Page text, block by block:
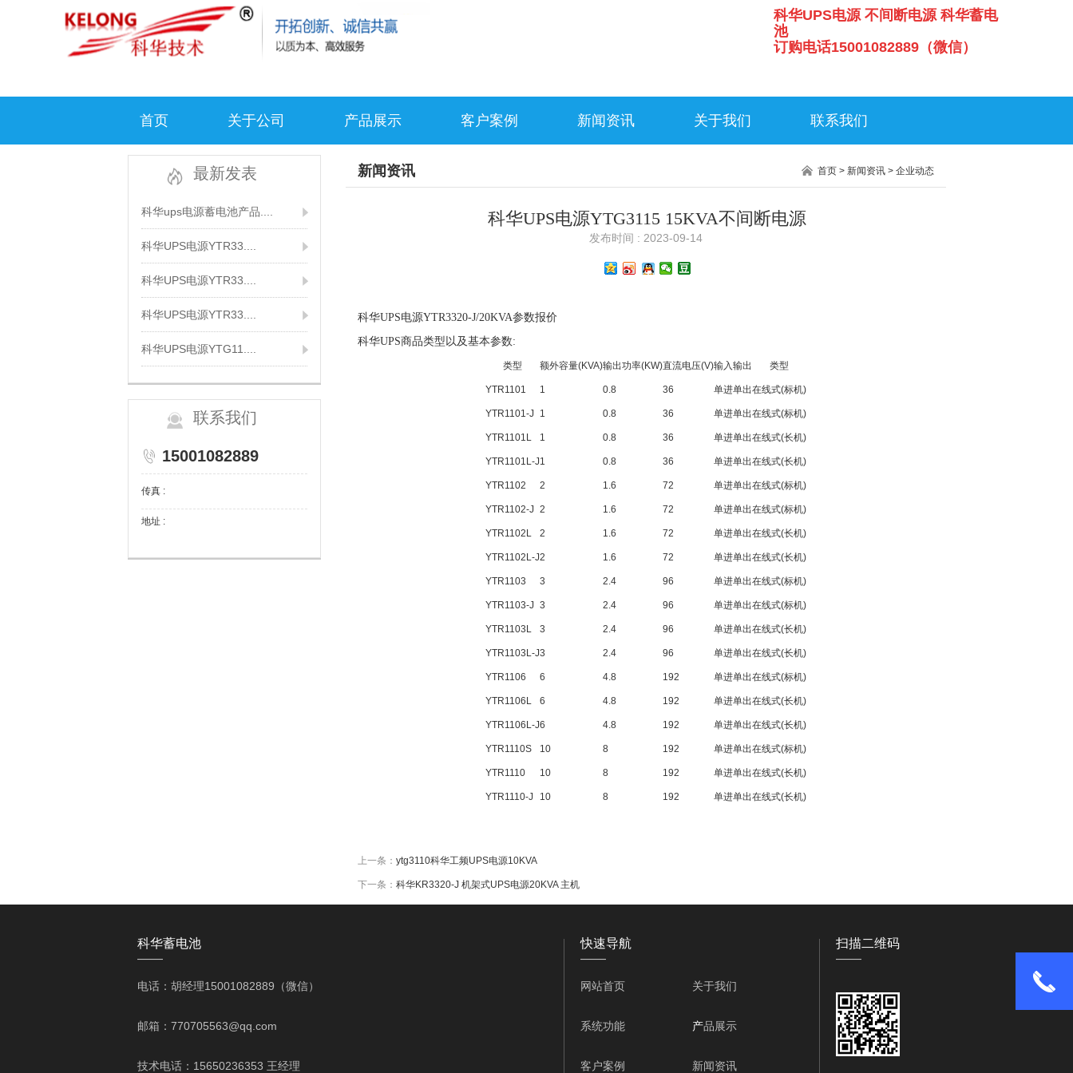
科华UPS电源 不间断电源 科华蓄电
池
订购电话15001082889（微信）
首页 关于公司 产品展示 客户案例 新闻资讯 关于我们 联系我们
最新发表
科华ups电源蓄电池产品....
科华UPS电源YTR33....
科华UPS电源YTR33....
科华UPS电源YTR33....
科华UPS电源YTG11....
联系我们
15001082889
传真 :
地址 :
新闻资讯 首页> 新闻资讯> 企业动态
科华UPS电源YTG3115 15KVA不间断电源
发布时间 : 2023-09-14
科华UPS电源YTR3320-J/20KVA参数报价
科华UPS商品类型以及基本参数:
类型 额外容量(KVA)输出功率(KW)直流电压(V)输入输出 类型
YTR1101 1 0.8 36 单进单出在线式(标机)
YTR1101-J 1 0.8 36 单进单出在线式(标机)
YTR1101L 1 0.8 36 单进单出在线式(长机)
YTR1101L-J1 0.8 36 单进单出在线式(长机)
YTR1102 2 1.6 72 单进单出在线式(标机)
YTR1102-J 2 1.6 72 单进单出在线式(标机)
YTR1102L 2 1.6 72 单进单出在线式(长机)
YTR1102L-J2 1.6 72 单进单出在线式(长机)
YTR1103 3 2.4 96 单进单出在线式(标机)
YTR1103-J 3 2.4 96 单进单出在线式(标机)
YTR1103L 3 2.4 96 单进单出在线式(长机)
YTR1103L-J3 2.4 96 单进单出在线式(长机)
YTR1106 6 4.8 192 单进单出在线式(标机)
YTR1106L 6 4.8 192 单进单出在线式(长机)
YTR1106L-J6 4.8 192 单进单出在线式(长机)
YTR1110S 10 8 192 单进单出在线式(标机)
YTR1110 10 8 192 单进单出在线式(长机)
YTR1110-J 10 8 192 单进单出在线式(长机)
上一条： ytg3110科华工频UPS电源10KVA
下一条： 科华KR3320-J 机架式UPS电源20KVA 主机
科华蓄电池
——
快速导航
——
扫描二维码
——
电话：胡经理15001082889（微信） 网站首页 关于我们
邮箱：770705563@qq.com 系统功能 产品展示
技术电话：15650236353 王经理 客户案例 新闻资讯